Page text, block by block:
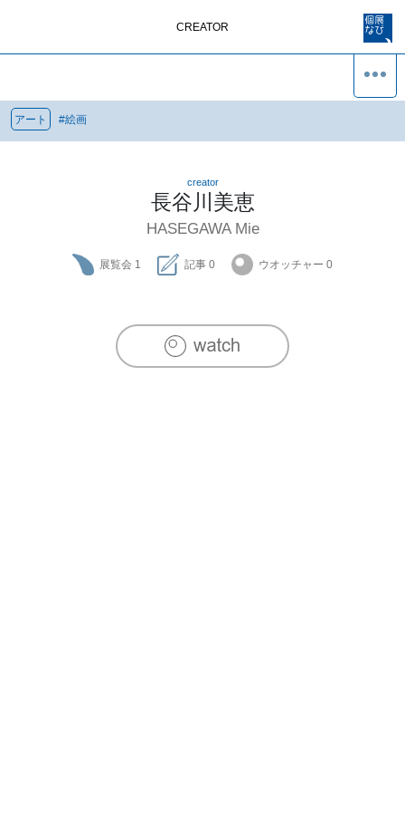
CREATOR
アート #絵画
creator
長谷川美恵
HASEGAWA Mie
展覧会 1 記事 0 ウオッチャー 0